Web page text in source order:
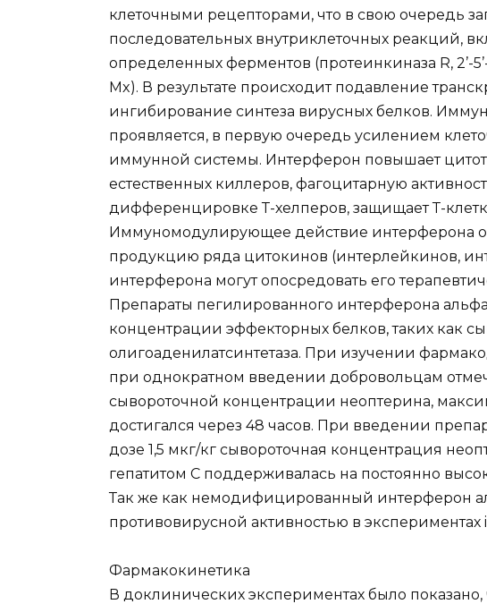
клеточными рецепторами, что в свою очередь
последовательных внутриклеточных реакций,
определенных ферментов (протеинкиназа R, 2’-
Mx). В результате происходит подавление
ингибирование синтеза вирусных белков.
проявляется, в первую очередь усилением
иммунной системы. Интерферон повышает
естественных киллеров, фагоцитарную
дифференцировке Т-хелперов, защищает Т-
Иммуномодулирующее действие интерферона
продукцию ряда цитокинов (интерлейкинов,
интерферона могут опосредовать его
Препараты пегилированного интерферона
концентрации эффекторных белков, таких как
олигоаденилатсинтетаза. При изучении
при однократном введении добровольцам
сывороточной концентрации неоптерина,
достигался через 48 часов. При введении
дозе 1,5 мкг/кг сывороточная концентрация
гепатитом C поддерживалась на постоянно
Так же как немодифицированный интерферон
противовирусной активностью в экспериментах
Фармакокинетика
В доклинических экспериментах было